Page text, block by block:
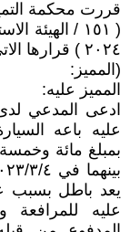
قررت محكمة
٢٠٢٤ ) قرارها الاتي والذي جاء فيه:
(المميز:
المميز عليه:
ادعى المدعي
بمبلغ مائة
يعد باطل بسبب
عليه للمرافعة